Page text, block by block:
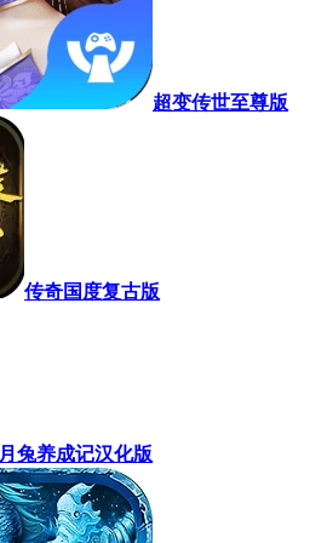
超变传世至尊版
传奇国度复古版
月兔养成记汉化版